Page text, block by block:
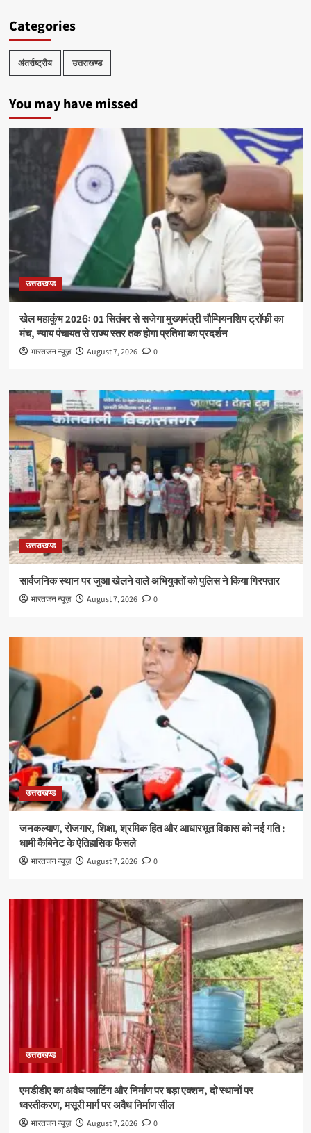
Categories
अंतर्राष्ट्रीय उत्तराखण्ड
You may have missed
उत्तराखण्ड
खेल महाकुंभ 2026ः 01 सितंबर से सजेगा मुख्यमंत्री चौम्पियनशिप ट्रॉफी का
मंच, न्याय पंचायत से राज्य स्तर तक होगा प्रतिभा का प्रदर्शन
भारतजन न्यूज़ August 7, 2026 0
उत्तराखण्ड
सार्वजनिक स्थान पर जुआ खेलने वाले अभियुक्तों को पुलिस ने किया गिरफ्तार
भारतजन न्यूज़ August 7, 2026 0
उत्तराखण्ड
जनकल्याण, रोजगार, शिक्षा, श्रमिक हित और आधारभूत विकास को नई गति :
धामी कैबिनेट के ऐतिहासिक फैसले
भारतजन न्यूज़ August 7, 2026 0
उत्तराखण्ड
एमडीडीए का अवैध प्लाटिंग और निर्माण पर बड़ा एक्शन, दो स्थानों पर
ध्वस्तीकरण, मसूरी मार्ग पर अवैध निर्माण सील
भारतजन न्यूज़ August 7, 2026 0